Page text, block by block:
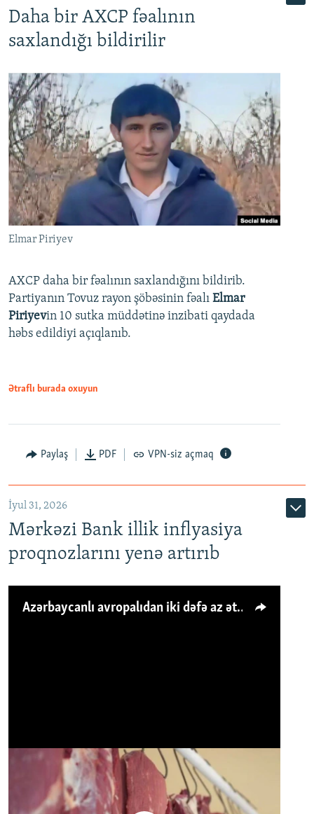
Daha bir AXCP fəalının
saxlandığı bildirilir
Elmar Piriyev
AXCP daha bir fəalının saxlandığını bildirib.
Partiyanın Tovuz rayon şöbəsinin fəalı Elmar
Piriyevin 10 sutka müddətinə inzibati qaydada
həbs edildiyi açıqlanıb.
Ətraflı burada oxuyun
Paylaş PDF VPN-siz açmaq
İyul 31, 2026
Mərkəzi Bank illik inflyasiya
proqnozlarını yenə artırıb
Azərbaycanlı avropalıdan iki dəfə az ət yeyir, amma... 'Qiymət artımı qaçılmazdır'